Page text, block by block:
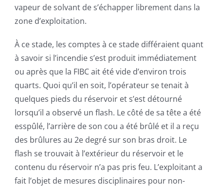
vapeur de solvant de s’échapper librement dans la
zone d’exploitation.
À ce stade, les comptes à ce stade différaient quant
à savoir si l’incendie s’est produit immédiatement
ou après que la FIBC ait été vide d’environ trois
quarts. Quoi qu’il en soit, l’opérateur se tenait à
quelques pieds du réservoir et s’est détourné
lorsqu’il a observé un flash. Le côté de sa tête a été
esspûlé, l’arrière de son cou a été brûlé et il a reçu
des brûlures au 2e degré sur son bras droit. Le
flash se trouvait à l’extérieur du réservoir et le
contenu du réservoir n’a pas pris feu. L’exploitant a
fait l’objet de mesures disciplinaires pour non-